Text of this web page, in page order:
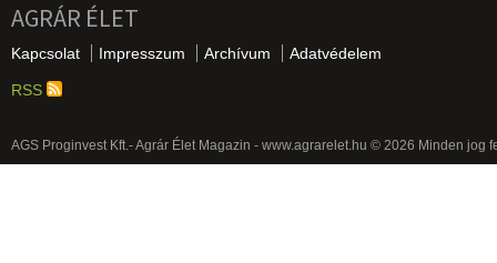
AGRÁR ÉLET
Kapcsolat Impresszum Archívum Adatvédelem
RSS
AGS Proginvest Kft.- Agrár Élet Magazin - www.agrarelet.hu © 2026 Minden jog